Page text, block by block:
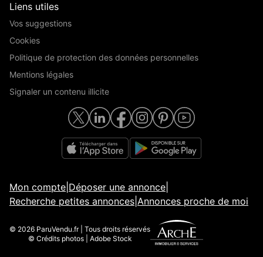
Liens utiles
Vos suggestions
Cookies
Politique de protection des données personnelles
Mentions légales
Signaler un contenu illicite
Mon compte Déposer une annonce
Recherche petites annonces Annonces proche de moi
© 2026 ParuVendu.fr | Tous droits réservés
© Crédits photos | Adobe Stock